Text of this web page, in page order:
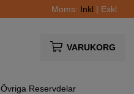
Moms: Inkl | Exkl
VARUKORG
Övriga Reservdelar